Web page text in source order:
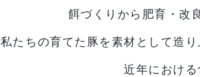
餌づくりから肥育・改
私たちの育てた豚を素材として造り
近年におけ